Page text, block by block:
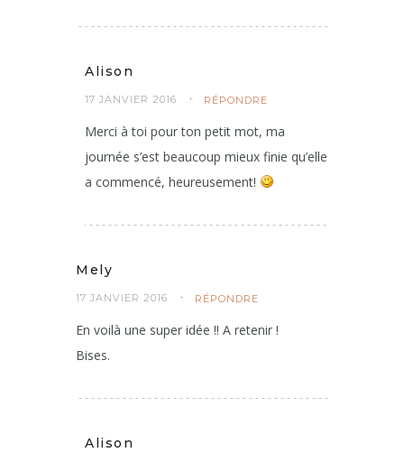
Alison
17 JANVIER 2016 RÉPONDRE
Merci à toi pour ton petit mot, ma
journée s’est beaucoup mieux finie qu’elle
a commencé, heureusement!
Mely
17 JANVIER 2016 RÉPONDRE
En voilà une super idée !! A retenir !
Bises.
Alison